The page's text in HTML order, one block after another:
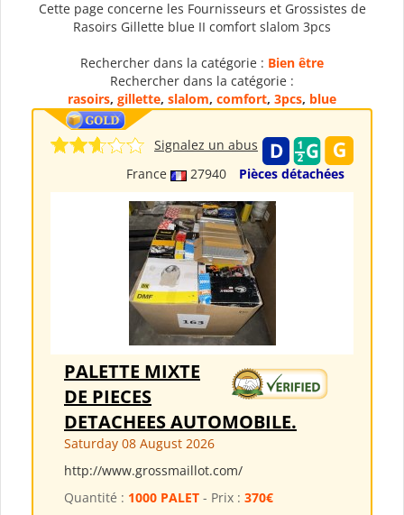
Cette page concerne les Fournisseurs et Grossistes de
Rasoirs Gillette blue II comfort slalom 3pcs
Rechercher dans la catégorie : Bien être
Rechercher dans la catégorie :
rasoirs, gillette, slalom, comfort, 3pcs, blue
France 27940 Pièces détachées
Signalez un abus
PALETTE MIXTE
DE PIECES
DETACHEES AUTOMOBILE.
Saturday 08 August 2026
http://www.grossmaillot.com/
Quantité : 1000 PALET - Prix : 370€